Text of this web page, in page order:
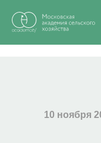
Главная / Блог
Черной Пятницы не
10 ноября